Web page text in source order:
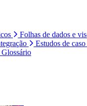
Folhas de dados e
Estudos de caso
Glossário